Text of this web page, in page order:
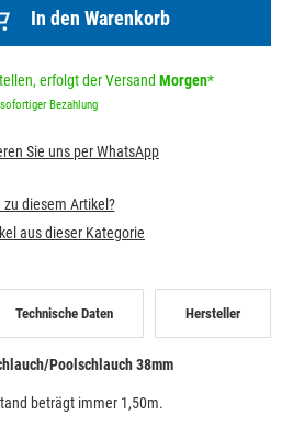
In den Warenkorb
erfolgt der Versand Morgen*
Bezahlung
Sie uns per WhatsApp
zu diesem Artikel?
aus dieser Kategorie
Technische Daten Hersteller
Poolschlauch 38mm
beträgt immer 1,50m.